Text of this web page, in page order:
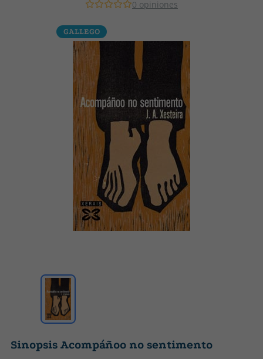
0 opiniones
GALLEGO
Sinopsis Acompáñoo no sentimento